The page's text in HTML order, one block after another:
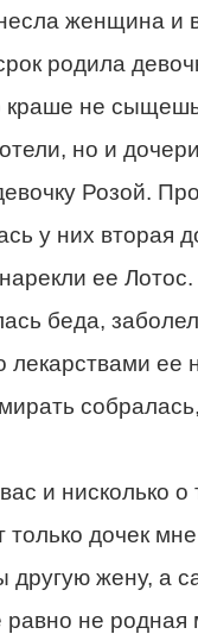
женщина и
родила
краше не
но и
Розой.
у них вторая
ее Лотос.
беда,
лекарствами
и нисколько о
только дочек
другую жену, а
не родная